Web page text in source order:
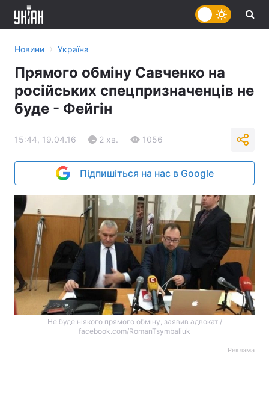
Новини › Україна
Прямого обміну Савченко на
російських спецпризначенців не
буде - Фейгін
15:44, 19.04.16 2 хв. 1056
Підпишіться на нас в Google
Не буде ніякого прямого обміну, заявив адвокат /
facebook.com/RomanTsymbaliuk
Реклама